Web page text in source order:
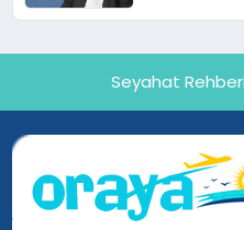
Seyahat